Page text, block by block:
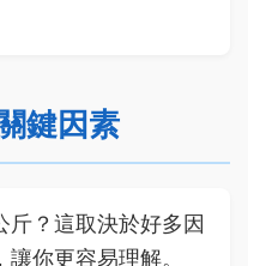
鍵因素
斤？這取決於好多因
你更容易理解。